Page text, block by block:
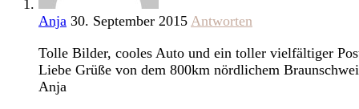
Anja 30. September 2015 Antworten
Tolle Bilder, cooles Auto und ein toller vielfältiger
Liebe Grüße von dem 800km nördlichem
Anja